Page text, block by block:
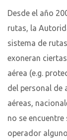
Desde el año
rutas, la
sistema de
exoneran
aérea (e.g.
del personal de
aéreas,
no se
operador